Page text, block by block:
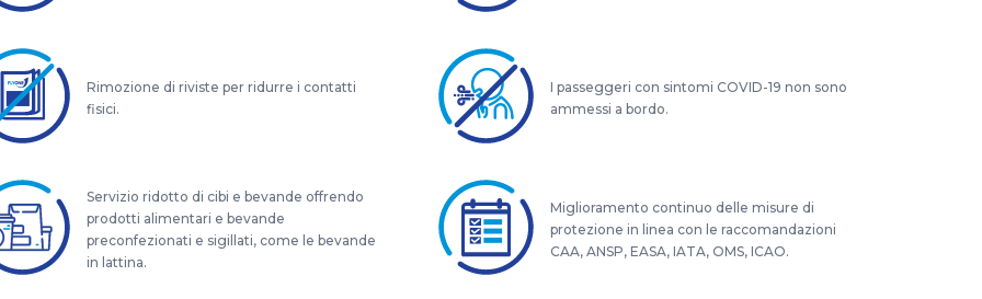
Rimozione di riviste per ridurre i contatti
fisici.
I passeggeri con sintomi COVID-19 non sono
ammessi a bordo.
Servizio ridotto di cibi e bevande offrendo
prodotti alimentari e bevande
preconfezionati e sigillati, come le bevande
in lattina.
Miglioramento continuo delle misure di
protezione in linea con le raccomandazioni
CAA, ANSP, EASA, IATA, OMS, ICAO.